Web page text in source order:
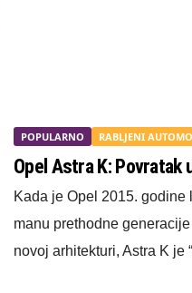
POPULARNO RABLJENI
Opel Astra K: Povratak
Kada je Opel 2015.
manu prethodne
novoj arhitekturi, Astra K je